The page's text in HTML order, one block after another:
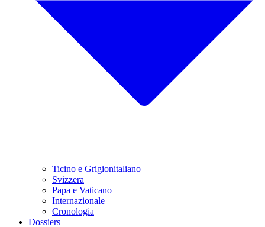
Ticino e Grigionitaliano
Svizzera
Papa e Vaticano
Internazionale
Cronologia
Dossiers